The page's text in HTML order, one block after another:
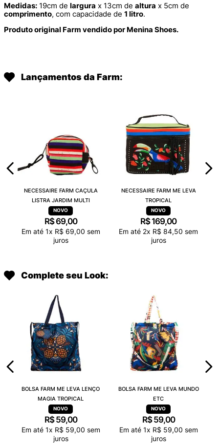
Medidas: 19cm de largura x 13cm de altura x 5cm de
comprimento, com capacidade de 1 litro.
Produto original Farm vendido por Menina Shoes.
Lançamentos da Farm:
NECESSAIRE FARM CAÇULA
LISTRA JARDIM MULTI
R$ 69,00
Em até 1x R$ 69,00 sem
juros
NECESSAIRE FARM ME LEVA
TROPICAL
R$ 169,00
Em até 2x R$ 84,50 sem
juros
Complete seu Look:
BOLSA FARM ME LEVA LENÇO
MAGIA TROPICAL
R$ 59,00
Em até 1x R$ 59,00 sem
juros
BOLSA FARM ME LEVA MUNDO
ETC
R$ 59,00
Em até 1x R$ 59,00 sem
juros